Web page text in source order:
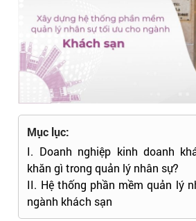
Mục lục:
I. Doanh nghiệp kinh doanh
khăn gì trong quản lý nhân sự?
II. Hệ thống phần mềm quản lý
ngành khách sạn